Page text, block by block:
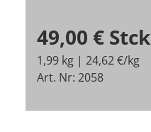
49,00 € Stck
1,99 kg | 24,62 €/kg
Art. Nr: 2058